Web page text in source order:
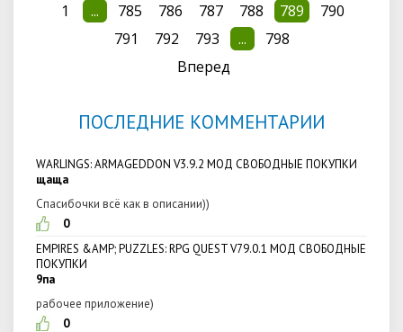
1
... 785 786 787 788 789
790
791
792 793 ...
798
Вперед
ПОСЛЕДНИЕ КОММЕНТАРИИ
WARLINGS: ARMAGEDDON V3.9.2 МОД СВОБОДНЫЕ ПОКУПКИ
щаща
Спасибочки всё как в описании))
0
EMPIRES &AMP; PUZZLES: RPG QUEST V79.0.1 МОД СВОБОДНЫЕ
ПОКУПКИ
9па
рабочее приложение)
0